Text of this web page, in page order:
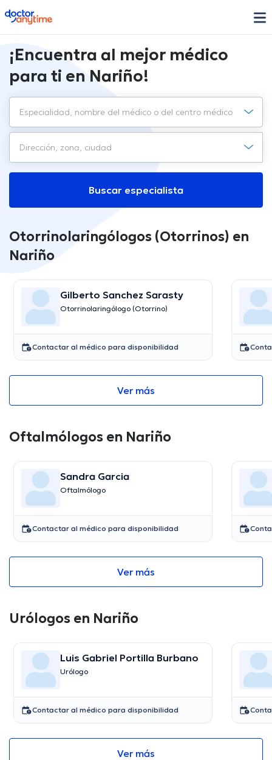
doctoranytime
¡Encuentra al mejor médico
para ti en Nariño!
Buscar especialista
Otorrinolaringólogos (Otorrinos) en
Nariño
Gilberto Sanchez Sarasty
Otorrinolaringólogo (Otorrino)
Contactar al médico para disponibilidad
Ver más
Oftalmólogos en Nariño
Sandra Garcia
Oftalmólogo
Contactar al médico para disponibilidad
Ver más
Urólogos en Nariño
Luis Gabriel Portilla Burbano
Urólogo
Contactar al médico para disponibilidad
Ver más